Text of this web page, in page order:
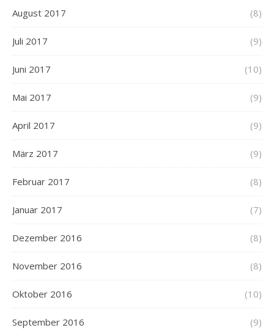
August 2017 (8)
Juli 2017 (9)
Juni 2017 (10)
Mai 2017 (9)
April 2017 (9)
März 2017 (9)
Februar 2017 (8)
Januar 2017 (7)
Dezember 2016 (8)
November 2016 (8)
Oktober 2016 (10)
September 2016 (9)